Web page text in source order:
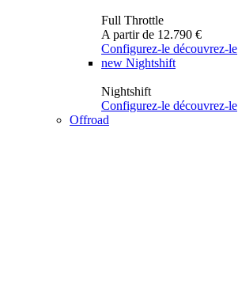
Full Throttle
A partir de 12.790 €
Configurez-le découvrez-le
new Nightshift
Nightshift
Configurez-le découvrez-le
Offroad